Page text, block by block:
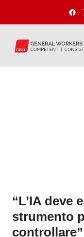
“L’IA deve
strumento
controllare”